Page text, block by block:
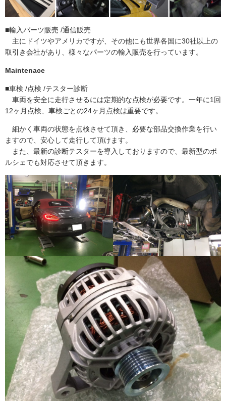
■輸入パーツ販売 /通信販売
主にドイツやアメリカですが、その他にも世界各国に30社以上の
取引き会社があり、様々なパーツの輸入販売を行っています。
Maintenace
■車検 /点検 /テスター診断
車両を安全に走行させるには定期的な点検が必要です。一年に1回
12ヶ月点検、車検ごとの24ヶ月点検は重要です。
細かく車両の状態を点検させて頂き、必要な部品交換作業を行い
ますので、安心して走行して頂けます。
また、最新の診断テスターを導入しておりますので、最新型のポ
ルシェでも対応させて頂きます。